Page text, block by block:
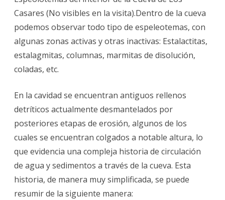
Casares (No visibles en la visita).Dentro de la cueva
podemos observar todo tipo de espeleotemas, con
algunas zonas activas y otras inactivas: Estalactitas,
estalagmitas, columnas, marmitas de disolución,
coladas, etc.
En la cavidad se encuentran antiguos rellenos
detríticos actualmente desmantelados por
posteriores etapas de erosión, algunos de los
cuales se encuentran colgados a notable altura, lo
que evidencia una compleja historia de circulación
de agua y sedimentos a través de la cueva. Esta
historia, de manera muy simplificada, se puede
resumir de la siguiente manera: